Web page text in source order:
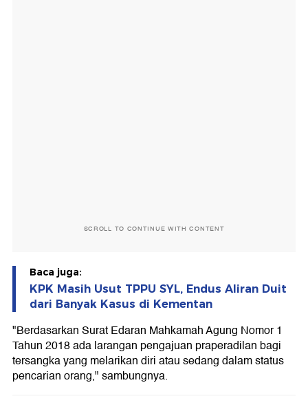
SCROLL TO CONTINUE WITH CONTENT
Baca juga:
KPK Masih Usut TPPU SYL, Endus Aliran Duit
dari Banyak Kasus di Kementan
"Berdasarkan Surat Edaran Mahkamah Agung Nomor 1
Tahun 2018 ada larangan pengajuan praperadilan bagi
tersangka yang melarikan diri atau sedang dalam status
pencarian orang," sambungnya.